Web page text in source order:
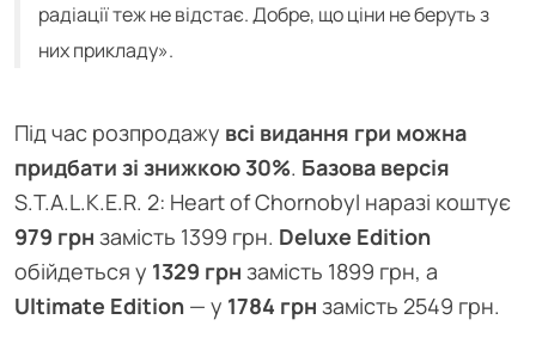
радіації теж не відстає. Добре, що ціни не беруть з
них прикладу».
Під час розпродажу всі видання гри можна
придбати зі знижкою 30%. Базова версія
S.T.A.L.K.E.R. 2: Heart of Chornobyl наразі коштує
979 грн замість 1399 грн. Deluxe Edition
обійдеться у 1329 грн замість 1899 грн, а
Ultimate Edition — у 1784 грн замість 2549 грн.